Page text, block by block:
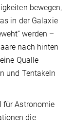
bewegen,
in der Galaxie
werden –
nach hinten
Qualle
und Tentakeln
für Astronomie
die